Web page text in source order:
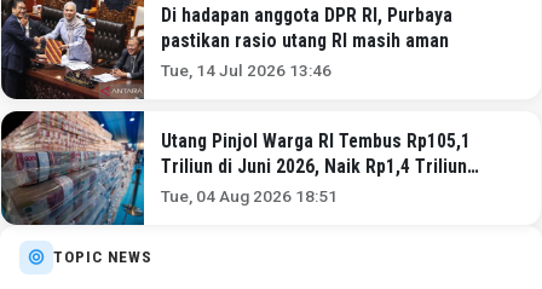
Di hadapan anggota DPR RI, Purbaya
pastikan rasio utang RI masih aman
Tue, 14 Jul 2026 13:46
Utang Pinjol Warga RI Tembus Rp105,1
Triliun di Juni 2026, Naik Rp1,4 Triliun
Sebulan
Tue, 04 Aug 2026 18:51
TOPIC NEWS